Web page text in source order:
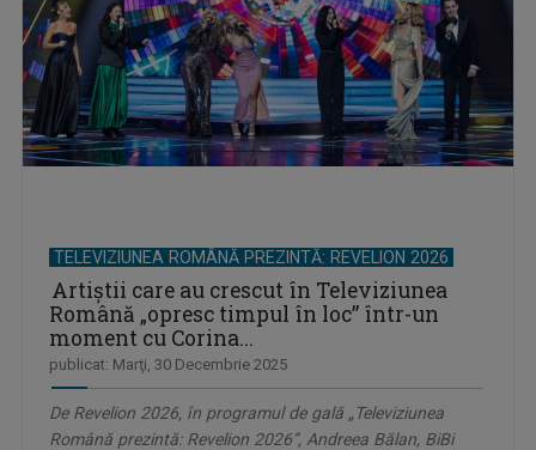
TELEVIZIUNEA ROMÂNĂ PREZINTĂ: REVELION 2026
Artiștii care au crescut în Televiziunea
Română „opresc timpul în loc” într-un
moment cu Corina...
publicat: Marţi, 30 Decembrie 2025
De Revelion 2026, în programul de gală „Televiziunea
Română prezintă: Revelion 2026”, Andreea Bălan, BiBi